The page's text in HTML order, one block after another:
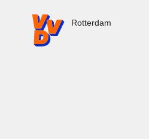
VVD.nl - Ga naar de
Rotterdam